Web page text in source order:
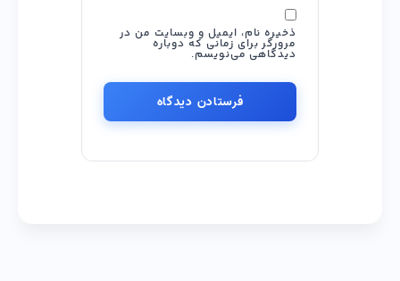
ذخیره نام، ایمیل و وبسایت من در
مرورگر برای زمانی که دوباره
دیدگاهی می‌نویسم.